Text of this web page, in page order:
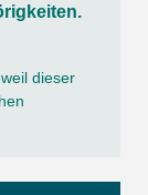
dieser